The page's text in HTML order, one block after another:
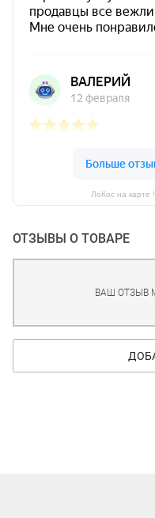
ЛоКос на карте
ОТЗЫВЫ О ТОВАРЕ
ВАШ ОТЗЫВ